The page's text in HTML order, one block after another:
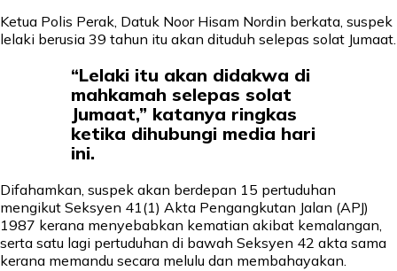
Ketua Polis Perak, Datuk Noor Hisam Nordin berkata, suspek
lelaki berusia 39 tahun itu akan dituduh selepas solat Jumaat.
“Lelaki itu akan didakwa di
mahkamah selepas solat
Jumaat,” katanya ringkas
ketika dihubungi media hari
ini.
Difahamkan, suspek akan berdepan 15 pertuduhan
mengikut Seksyen 41(1) Akta Pengangkutan Jalan (APJ)
1987 kerana menyebabkan kematian akibat kemalangan,
serta satu lagi pertuduhan di bawah Seksyen 42 akta sama
kerana memandu secara melulu dan membahayakan.